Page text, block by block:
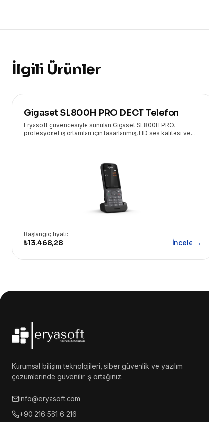
İlgili Ürünler
Gigaset SL800H PRO DECT Telefon
Eryasoft güvencesiyle sunulan Gigaset SL800H PRO,
profesyonel iş ortamları için tasarlanmış, HD ses kalitesi ve
Başlangıç fiyatı:
₺13.468,28 İncele →
Kurumsal bilişim teknolojileri, siber güvenlik ve yazılım
çözümlerinde güvenilir iş ortağınız.
info@eryasoft.com
+90 216 561 6 216